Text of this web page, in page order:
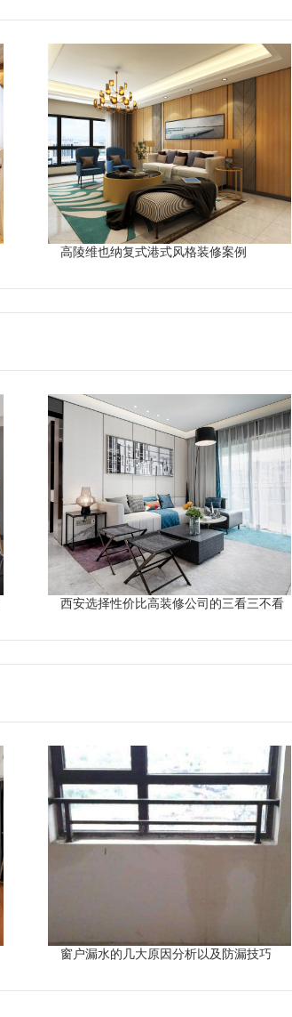
高陵维也纳复式港式风格装修案例
西安选择性价比高装修公司的三看三不看
窗户漏水的几大原因分析以及防漏技巧